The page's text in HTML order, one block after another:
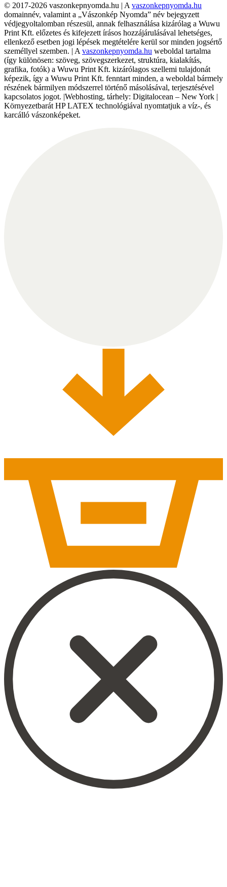
© 2017-2026 vaszonkepnyomda.hu | A vaszonkepnyomda.hu
domainnév, valamint a „Vászonkép Nyomda” név bejegyzett
védjegyoltalomban részesül, annak felhasználása kizárólag a Wuwu
Print Kft. előzetes és kifejezett írásos hozzájárulásával lehetséges,
ellenkező esetben jogi lépések megtételére kerül sor minden jogsértő
személlyel szemben. | A vaszonkepnyomda.hu weboldal tartalma
(így különösen: szöveg, szövegszerkezet, struktúra, kialakítás,
grafika, fotók) a Wuwu Print Kft. kizárólagos szellemi tulajdonát
képezik, így a Wuwu Print Kft. fenntart minden, a weboldal bármely
részének bármilyen módszerrel történő másolásával, terjesztésével
kapcsolatos jogot. |Webhosting, tárhely: Digitalocean – New York |
Környezetbarát HP LATEX technológiával nyomtatjuk a víz-, és
karcálló vászonképeket.